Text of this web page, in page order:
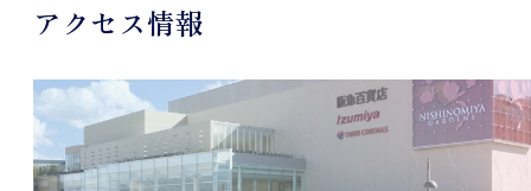
アクセス情報